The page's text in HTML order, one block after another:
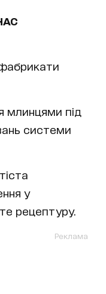
млинцями під
системи
у
рецептуру.
Реклама